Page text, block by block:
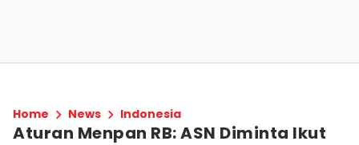
Home News Indonesia
Aturan Menpan RB: ASN Diminta Ikut